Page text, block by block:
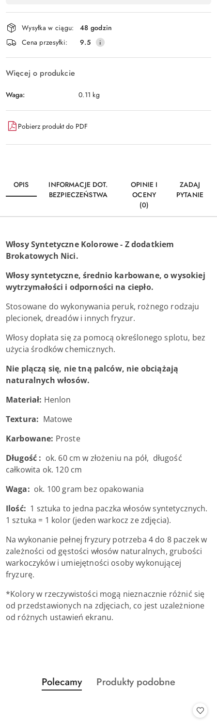
płatność
i
dostawa
Wysyłka w ciągu:
48 godzin
Cena przesyłki:
9.5
Więcej o produkcie
Waga: 0.11 kg
Pobierz produkt do PDF
OPIS
INFORMACJE DOT.
BEZPIECZEŃSTWA
OPINIE I
OCENY
(0)
ZADAJ
PYTANIE
Włosy Syntetyczne Kolorowe - Zdodatkiem
Brokatowych Nici.
Włosy syntetyczne, średnio karbowane, o wysokiej
wytrzymałości i odporności na ciepło.
Stosowane do wykonywania peruk, rożnego rodzaju
plecionek, dreadów i innych fryzur.
Włosy dopłata się za pomocą określonego splotu, bez
użycia środków chemicznych.
Nie plączą się, nie tną palców, nie obciążają
naturalnych włosów.
Materiał: Henlon
Textura: Matowe
Karbowane: Proste
Długość : ok. 60 cm w złożeniu na pół, długość
całkowita ok. 120 cm
Waga: ok. 100 gram bez opakowania
Ilość: 1 sztuka to jedna paczka włosów syntetycznych.
1 sztuka = 1 kolor (jeden warkocz ze zdjęcia).
Na wykonanie pełnej fryzury potrzeba 4 do 8 paczek w
zależności od gęstości włosów naturalnych, grubości
warkoczyków i umiejętności osoby wykonującej
fryzurę.
*Kolory w rzeczywistości mogą nieznacznie różnić się
od przedstawionych na zdjęciach, co jest uzależnione
od różnych ustawień ekranu.
Pomiń karuzelę produktów
Produkty
o
Polecamy
Produkty
Produkty podobne